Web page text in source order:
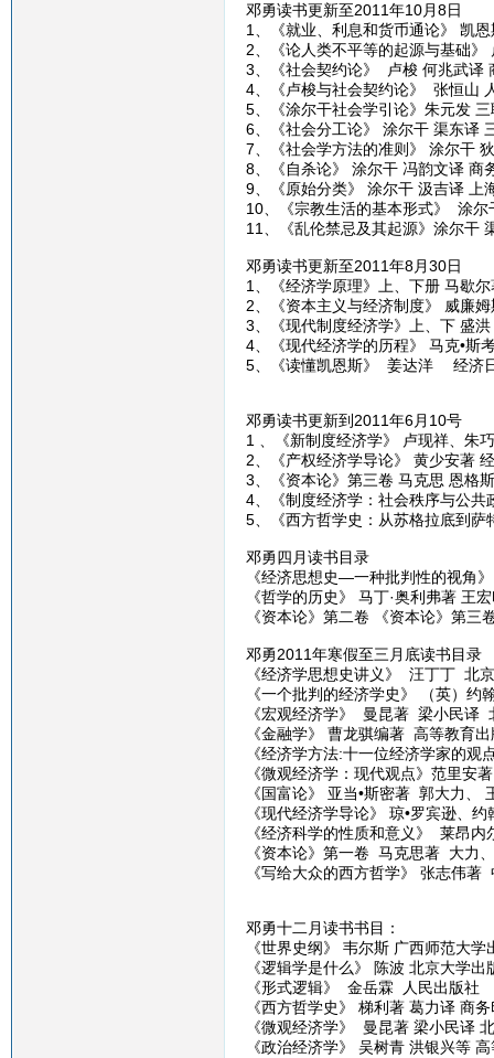
邓勇读书更新至2011年10月8日
1、《就业、利息和货币通论》 凯
2、《论人类不平等的起源与基础
3、《社会契约论》 卢梭 何兆武译
4、《卢梭与社会契约论》 张恒山
5、《涂尔干社会学引论》朱元发 三
6、《社会分工论》 涂尔干 渠东译
7、《社会学方法的准则》 涂尔干
8、《自杀论》 涂尔干 冯韵文译 商
9、《原始分类》 涂尔干 汲吉译 上
10、《宗教生活的基本形式》 涂
11、《乱伦禁忌及其起源》涂尔干
邓勇读书更新至2011年8月30日
1、《经济学原理》上、下册 马歇
2、《资本主义与经济制度》 威廉
3、《现代制度经济学》上、下 盛
4、《现代经济学的历程》 马克•斯
5、《读懂凯恩斯》 姜达洋 经济
邓勇读书更新到2011年6月10号
1 、《新制度经济学》 卢现祥、朱
2、《产权经济学导论》 黄少安著
3、《资本论》第三卷 马克思 恩格
4、《制度经济学：社会秩序与公
5、《西方哲学史：从苏格拉底到萨
邓勇四月读书目录
《经济思想史—一种批判性的视角
《哲学的历史》 马丁·奥利弗著 王
《资本论》第二卷 《资本论》第
邓勇2011年寒假至三月底读书目录
《经济学思想史讲义》 汪丁丁 北
《一个批判的经济学史》 （英）
《宏观经济学》 曼昆著 梁小民译
《金融学》 曹龙骐编著 高等教育出
《经济学方法:十一位经济学家的
《微观经济学：现代观点》范里安
《国富论》 亚当•斯密著 郭大力、
《现代经济学导论》 琼•罗宾逊、
《经济科学的性质和意义》 莱昂
《资本论》第一卷 马克思著 大力
《写给大众的西方哲学》 张志伟著
邓勇十二月读书书目：
《世界史纲》 韦尔斯 广西师范大学
《逻辑学是什么》 陈波 北京大学出
《形式逻辑》 金岳霖 人民出版社
《西方哲学史》 梯利著 葛力译 商
《微观经济学》 曼昆著 梁小民译
《政治经济学》 吴树青 洪银兴等